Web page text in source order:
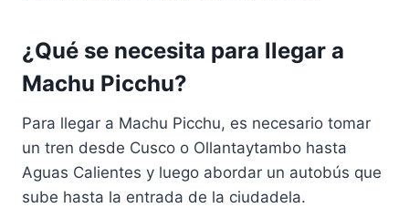
¿Qué se necesita para llegar a
Machu Picchu?
Para llegar a Machu Picchu, es necesario tomar
un tren desde Cusco o Ollantaytambo hasta
Aguas Calientes y luego abordar un autobús que
sube hasta la entrada de la ciudadela.